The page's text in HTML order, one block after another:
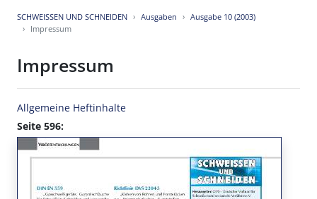
SCHWEISSEN UND SCHNEIDEN Ausgaben
Ausgabe 10 (2003)
Impressum
Impressum
Allgemeine Heftinhalte
Seite 596: